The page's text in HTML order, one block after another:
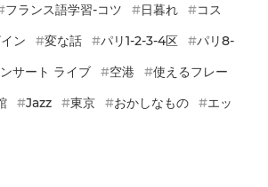
フランス語学習-コツ 日暮れ
コス
ン 変な話 パリ1-2-3-4区
パリ8-
サート ライブ 空港
使えるフレー
Jazz 東京 おかしなもの
エッ